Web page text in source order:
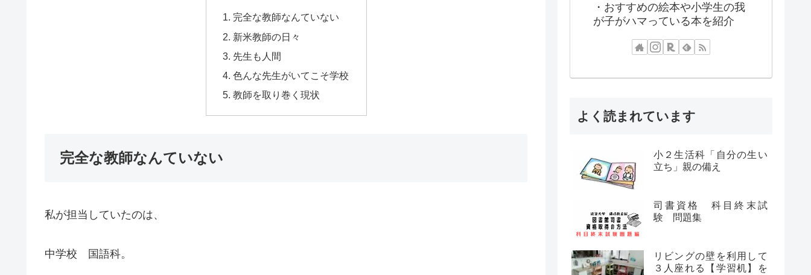
完全な教師なんていない
新米教師の日々
先生も人間
色んな先生がいてこそ学校
教師を取り巻く現状
完全な教師なんていない
私が担当していたのは、
中学校 国語科。
・おすすめの絵本や小学生の我
が子がハマっている本を紹介
よく読まれています
小２生活科「自分の生い
立ち」親の備え
司書資格 科目終末試
験 問題集
リビングの壁を利用して
３人座れる【学習机】を